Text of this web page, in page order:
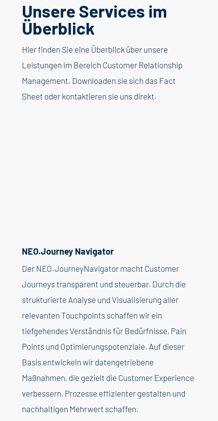
Unsere Services im
Überblick
Hier finden Sie eine Überblick über unsere
Leistungen im Bereich Customer Relationship
Management. Downloaden sie sich das Fact
Sheet oder kontaktieren sie uns direkt.
NEO.Journey Navigator
Der NEO.JourneyNavigator macht Customer
Journeys transparent und steuerbar. Durch die
strukturierte Analyse und Visualisierung aller
relevanten Touchpoints schaffen wir ein
tiefgehendes Verständnis für Bedürfnisse, Pain
Points und Optimierungspotenziale. Auf dieser
Basis entwickeln wir datengetriebene
Maßnahmen, die gezielt die Customer Experience
verbessern, Prozesse effizienter gestalten und
nachhaltigen Mehrwert schaffen.